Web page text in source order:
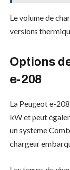
Le volume de
versions
Options
e-208
La Peugeot e-
kW et peut
un système
chargeur